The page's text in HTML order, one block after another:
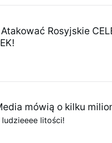
Rosyjskie
mówią o kilku
litości!